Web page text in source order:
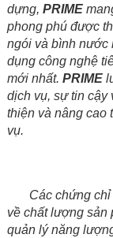
dựng, PRIME
phong phú được
ngói và bình nước
dụng công nghệ
mới nhất. PRIME
dịch vụ, sự tin cậy
thiện và nâng cao
vụ.
Các chứng chỉ
về chất lượng sản
quản lý năng